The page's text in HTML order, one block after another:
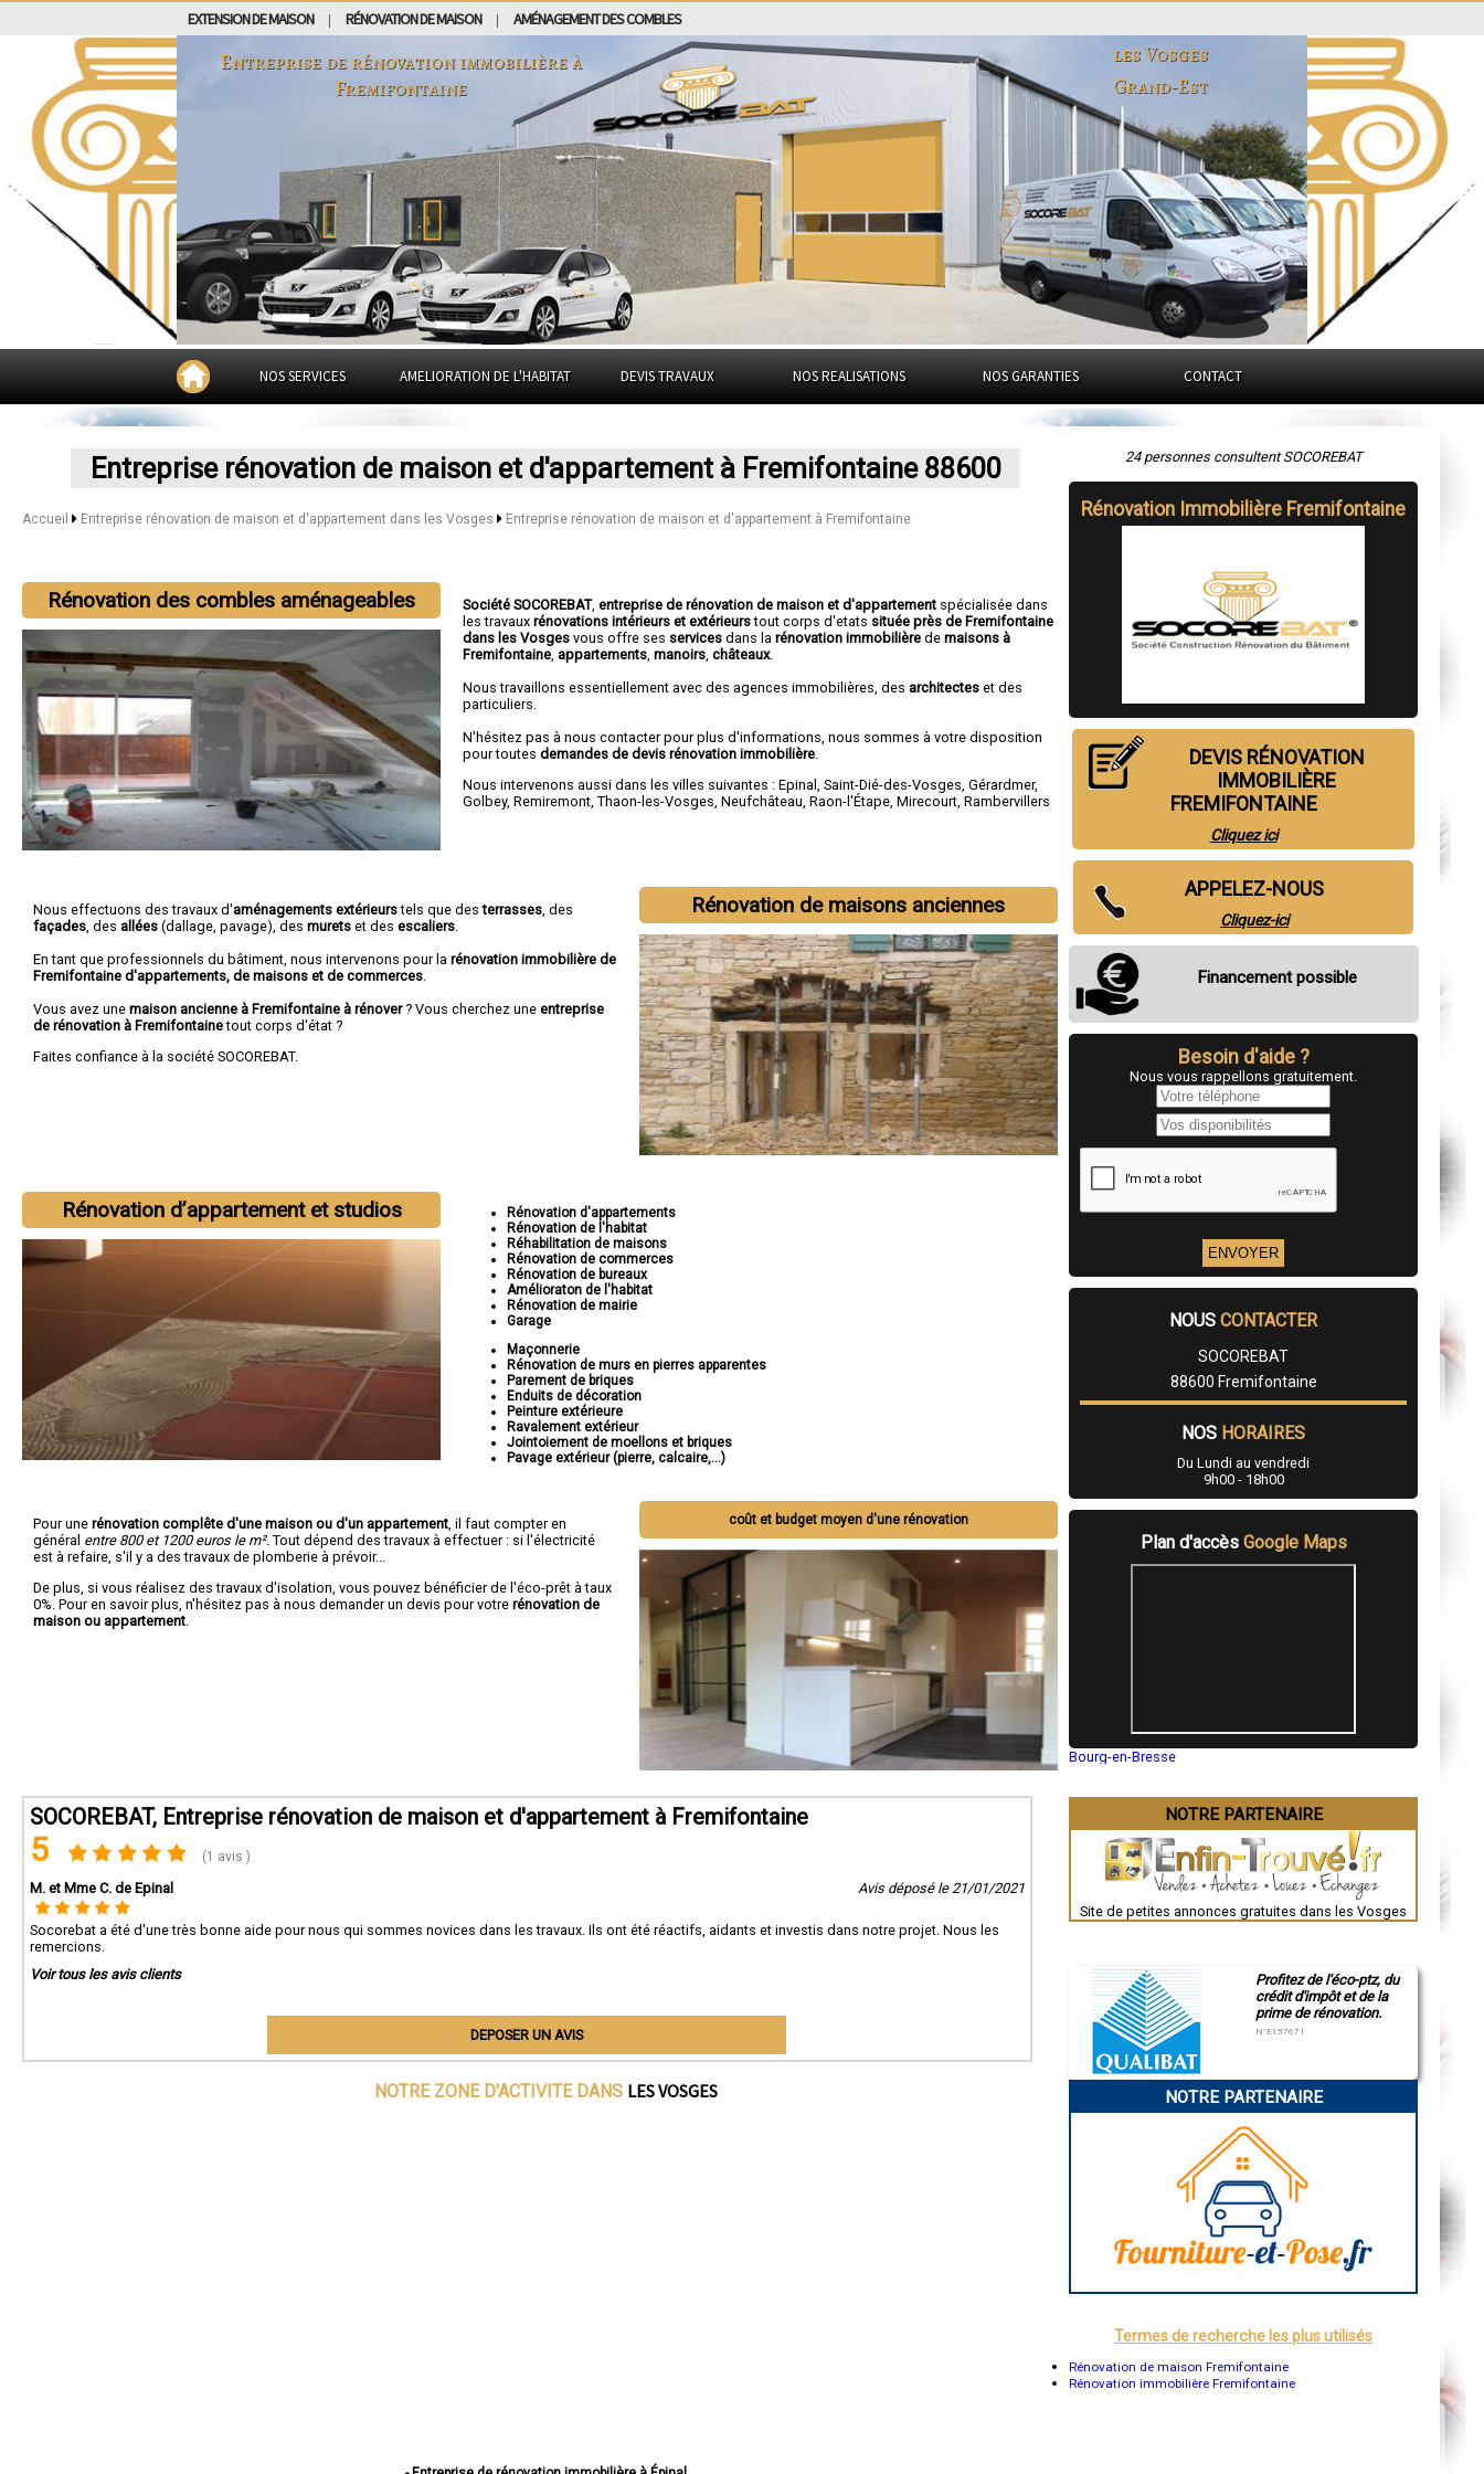
EXTENSION DE MAISON RÉNOVATION DE MAISON AMÉNAGEMENT DES COMBLES
Entreprise de rénovation immobilière à
Fremifontaine
les Vosges
Grand-Est
NOS SERVICES AMELIORATION DE L'HABITAT DEVIS TRAVAUX NOS REALISATIONS NOS GARANTIES CONTACT
Entreprise rénovation de maison et d'appartement à Fremifontaine 88600
Accueil Entreprise rénovation de maison et d'appartement dans les Vosges Entreprise rénovation de maison et d'appartement à Fremifontaine
Rénovation des combles aménageables Société SOCOREBAT,entreprise de rénovation de maison et d'appartement spécialisée dans
les travauxrénovations intérieurs et extérieurstout corps d'etats située près de Fremifontaine
dans les Vosgesvous offre ses services dans larénovation immobilière demaisons à
Fremifontaine appartements ,manoirs ,châteaux.
Nous travaillons essentiellement avec des agences immobilières, des architectes et des
particuliers.
N'hésitez pas à nous contacter pour plus d'informations, nous sommes à votre disposition
pour toutesdemandes de devis rénovation immobilière
Nous intervenons aussi dans les villes suivantes :Epinal ,Saint-Dié-des-Vosges ,Gérardmer,
Golbey,Remiremont ,Thaon-les-Vosges ,Neufchâteau ,Raon-l'Étape ,Mirecourt ,Rambervillers
Rénovation de maisons anciennes
Nous effectuons des travaux d'aménagements extérieurstels que desterrasses , des
façades , des allées (dallage, pavage), des murets et des escaliers
En tant que professionnels du bâtiment, nous intervenons pour la rénovation immobilière de
Fremifontaine d'appartements, de maisons et de commerces
Vous avez une maison ancienne à Fremifontaine à rénover? Vous cherchez une entreprise
de rénovation à Fremifontainetout corps d'état ?
Faites confiance à la société SOCOREBAT.
Rénovation d’appartement et studios
Rénovation d'appartements
Rénovation de l'habitat
Réhabilitation de maisons
Rénovation de commerces
Rénovation de bureaux
Amélioraton de l'habitat
Rénovation de mairie
Garage
Maçonnerie
Rénovation de murs en pierres apparentes
Parement de briques
Enduits de décoration
Peinture extérieure
Ravalement extérieur
Jointoiement de moellons et briques
Pavage extérieur (pierre, calcaire,...)
coût et budget moyen d'une rénovation
Pour une rénovation complête d'une maison ou d'un appartement , il faut compter en
général entre 800 et 1200 euros le m². Tout dépend des travaux à effectuer : si l'électricité
est à refaire, s'il y a des travaux de plomberie à prévoir...
De plus, si vous réalisez des travaux d'isolation, vous pouvez bénéficier de l'éco-prêt à taux
0%. Pour en savoir plus, n'hésitez pas à nous demander un devis pour votre rénovation de
maison ou appartement
SOCOREBAT, Entreprise rénovation de maison et d'appartement à Fremifontaine
5 (1 avis )
M. et Mme C. de Epinal Avis déposé le 21/01/2021
Socorebat a été d'une très bonne aide pour nous qui sommes novices dans les travaux. Ils ont été réactifs, aidants et investis dans notre projet. Nous les
remercions.
Voir tous les avis clients
DEPOSER UN AVIS
NOTRE ZONE D'ACTIVITE DANS LES VOSGES
24 personnes consultent SOCOREBAT
Rénovation Immobilière Fremifontaine
DEVIS RÉNOVATION
IMMOBILIÈRE
FREMIFONTAINE
Cliquez ici
APPELEZ-NOUS
Cliquez-ici
Financement possible
Besoin d'aide ?
Nous vous rappellons gratuitement.
NOUS CONTACTER
SOCOREBAT
88600 Fremifontaine
NOS HORAIRES
Du Lundi au vendredi
9h00 - 18h00
Plan d'accès Google Maps
Bourg-en-Bresse
Annonay
Charleville-Mézières
Troyes
Narbonne
Caen
Aurillac
Angoulême
La Rochelle
Bourges
Brive-la-Gaillarde
Dijon
Toulouse
Dole
Mont-de-Marsan
NOTRE PARTENAIRE
Site de petites annonces gratuites dans les Vosges
Profitez de l'éco-ptz, du
crédit d'impôt et de la
prime de rénovation.
N°E157671
NOTRE PARTENAIRE
Termes de recherche les plus utilisés
Rénovation de maison Fremifontaine
Rénovation immobilière Fremifontaine